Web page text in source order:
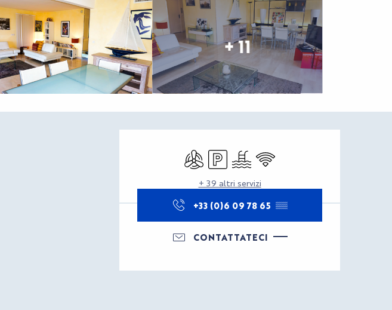
+ 11
Orari e contatti
Aria condizionata
ParcheggioPiscinaWi-Fi
+ 39 altri servizi
+33 (0)6 09 78 65 ▒▒
CONTATTATECI